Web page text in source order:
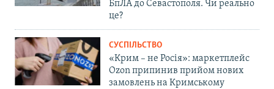
БпЛА до Севастополя. Чи реально
це?
СУСПІЛЬСТВО
«Крим – не Росія»: маркетплейс
Ozon припинив прийом нових
замовлень на Кримському